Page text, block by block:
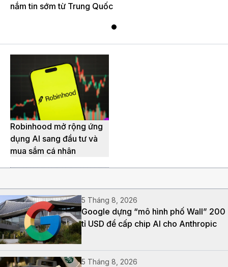
nắm tin sớm từ Trung Quốc
Robinhood mở rộng ứng
dụng AI sang đầu tư và
mua sắm cá nhân
5 Tháng 8, 2026
Google dựng “mô hình phố Wall” 200
tỉ USD để cấp chip AI cho Anthropic
5 Tháng 8, 2026